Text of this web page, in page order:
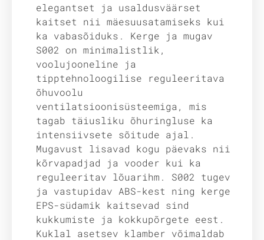
elegantset ja usaldusväärset
kaitset nii mäesuusatamiseks kui
ka vabasõiduks. Kerge ja mugav
S002 on minimalistlik,
voolujooneline ja
tipptehnoloogilise reguleeritava
õhuvoolu
ventilatsioonisüsteemiga, mis
tagab täiusliku õhuringluse ka
intensiivsete sõitude ajal.
Mugavust lisavad kogu päevaks nii
kõrvapadjad ja vooder kui ka
reguleeritav lõuarihm. S002 tugev
ja vastupidav ABS-kest ning kerge
EPS-südamik kaitsevad sind
kukkumiste ja kokkupõrgete eest.
Kuklal asetsev klamber võimaldab